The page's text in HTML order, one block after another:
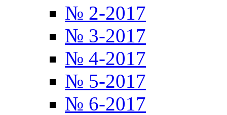
№ 2-2017
№ 3-2017
№ 4-2017
№ 5-2017
№ 6-2017